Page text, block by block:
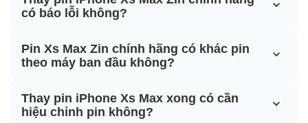
có báo lỗi không?
Pin Xs Max Zin chính hãng có khác pin
theo máy ban đầu không?
Thay pin iPhone Xs Max xong có cần
hiệu chỉnh pin không?